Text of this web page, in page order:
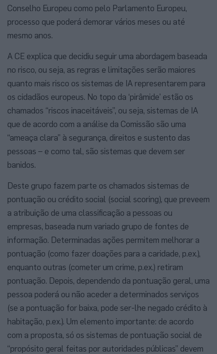
Conselho Europeu como pelo Parlamento Europeu,
processo que poderá demorar vários meses ou até
mesmo anos.
A CE explica que decidiu seguir uma abordagem baseada
no risco, ou seja, as regras e limitações serão maiores
quanto mais risco os sistemas de IA representarem para
os cidadãos europeus. No topo da ‘pirâmide’ estão os
chamados “riscos inaceitáveis”, ou seja, sistemas de IA
que de acordo com a análise da Comissão são uma
“ameaça clara” à segurança, direitos e sustento das
pessoas – e como tal, são sistemas que devem ser
banidos.
Deste grupo fazem parte os chamados sistemas de
pontuação ou crédito social (social scoring), que preveem
a atribuição de uma classificação a pessoas ou
empresas, baseada num variado grupo de fontes de
informação. Determinadas ações permitem melhorar a
pontuação (como fazer doações para a caridade, p.ex.),
enquanto outras (cometer um crime, p.ex.) retiram
pontuação. Depois, dependendo da pontuação geral, uma
pessoa poderá ou não aceder a determinados serviços
(se a pontuação for baixa, pode ser-lhe negado crédito à
habitação, p.ex.). Um elemento importante: de acordo
com a proposta, só os sistemas de pontuação social de
“propósito geral feitas por autoridades públicas” devem